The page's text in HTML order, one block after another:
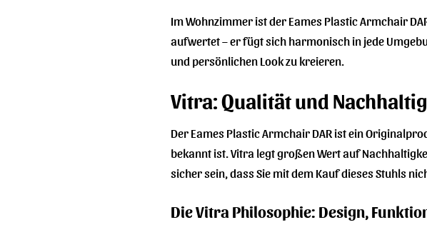
Im Wohnzimmer ist der Eames Plastic Armchair
aufwertet – er fügt sich harmonisch in jede
und persönlichen Look zu kreieren.
Vitra: Qualität und
Der Eames Plastic Armchair DAR ist ein
bekannt ist. Vitra legt großen Wert auf
sicher sein, dass Sie mit dem Kauf dieses Stuhls
Die Vitra Philosophie: Design,